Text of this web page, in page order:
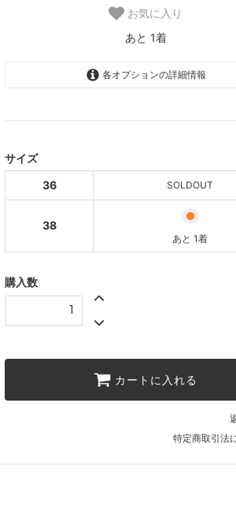
お気に入り
あと 1着
各オプションの詳細情報
サイズ
36
SOLDOUT
38
あと 1着
購入数
カートに入れる
特定商取引法